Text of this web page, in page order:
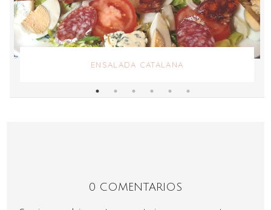
ENSALADA CATALANA
0 COMENTARIOS